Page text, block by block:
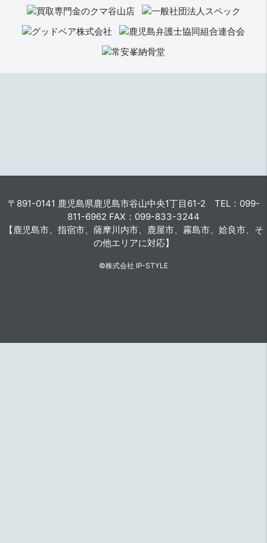
〒891-0141 鹿児島県鹿児島市谷山中央1丁目61-2 TEL：099-
811-6962 FAX：099-833-3244
【鹿児島市、指宿市、薩摩川内市、鹿屋市、霧島市、姶良市、そ
の他エリアに対応】
©株式会社 IP-STYLE